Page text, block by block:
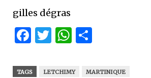
gilles dégras
Facebook
Twitter
WhatsApp
TAGS LETCHIMY MARTINIQUE